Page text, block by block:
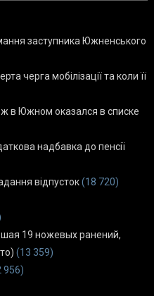
заступника Южненського
черга мобілізації та коли її
в Южном оказался в списке
надбавка до пенсії
відпусток(18 720)
19 ножевых ранений,
(13 359)
956)